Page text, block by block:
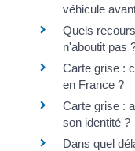
véhicule
Quels
n'aboutit pas
Carte grise :
en France ?
Carte grise :
son identité ?
Dans quel